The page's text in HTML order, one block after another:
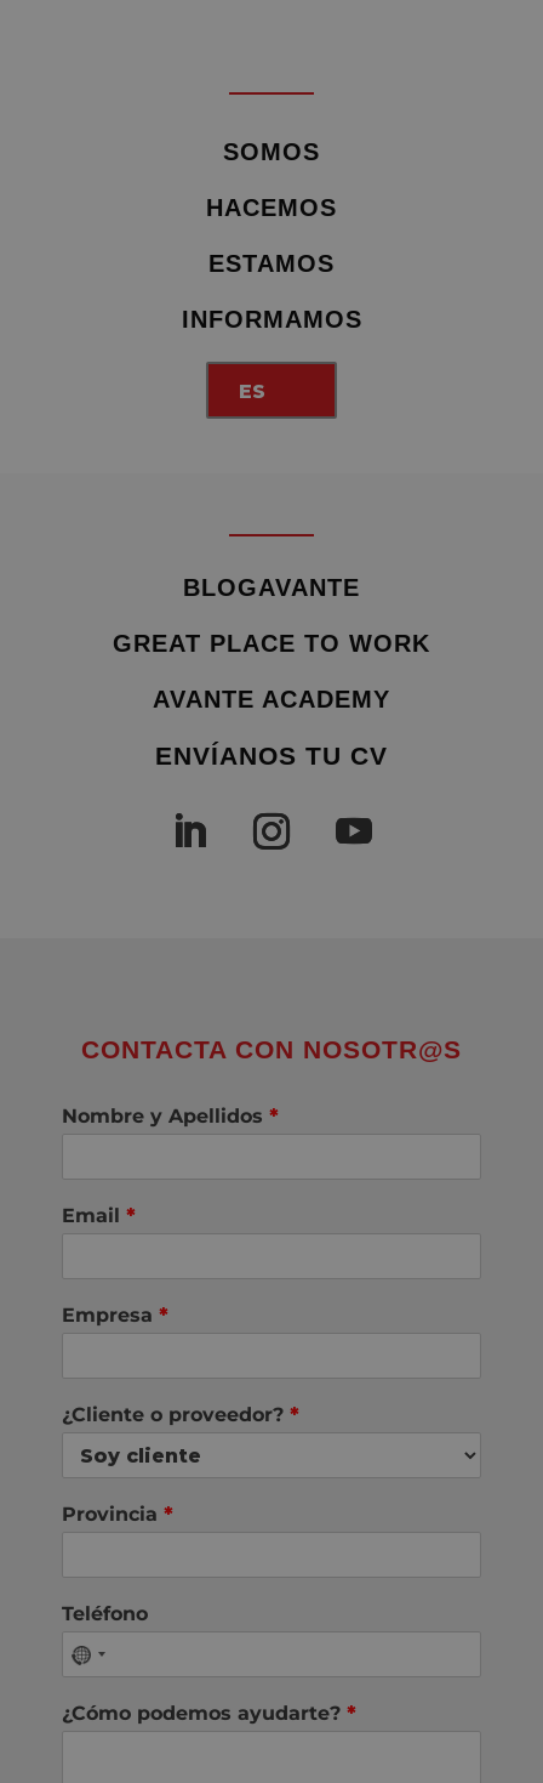
SOMOS
HACEMOS
ESTAMOS
INFORMAMOS
ES
BLOGAVANTE
GREAT PLACE TO WORK
AVANTE ACADEMY
ENVÍANOS TU CV
CONTACTA CON NOSOTR@S
Nombre y Apellidos *
Email *
Empresa *
¿Cliente o proveedor? *
Provincia *
Teléfono
¿Cómo podemos ayudarte? *